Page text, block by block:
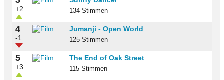
+2 134 Stimmen
4
-1
Jumanji - Open World
125 Stimmen
5
+3
The End of Oak Street
115 Stimmen